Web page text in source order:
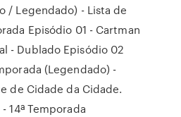
/ Legendado) - Lista de
Episódio 01 - Cartman
- Dublado Episódio 02
(Legendado) -
de Cidade da Cidade.
14ª Temporada